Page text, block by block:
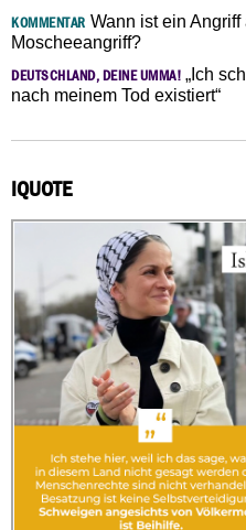
KOMMENTAR Wann ist ein
Moscheeangriff?
DEUTSCHLAND, DEINE UMMA! „Ich
nach meinem Tod existiert“
IQUOTE